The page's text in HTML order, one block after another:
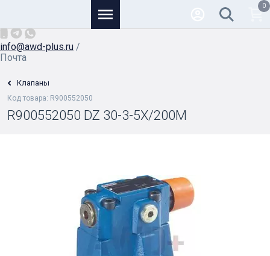
info@awd-plus.ru /
Почта
0
Клапаны
Код товара: R900552050
R900552050 DZ 30-3-5X/200M